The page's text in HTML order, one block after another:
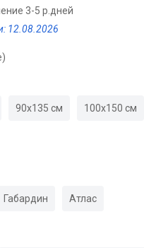
3-5 р.дней
12.08.2026
90х135 см 100х150 см
Габардин Атлас